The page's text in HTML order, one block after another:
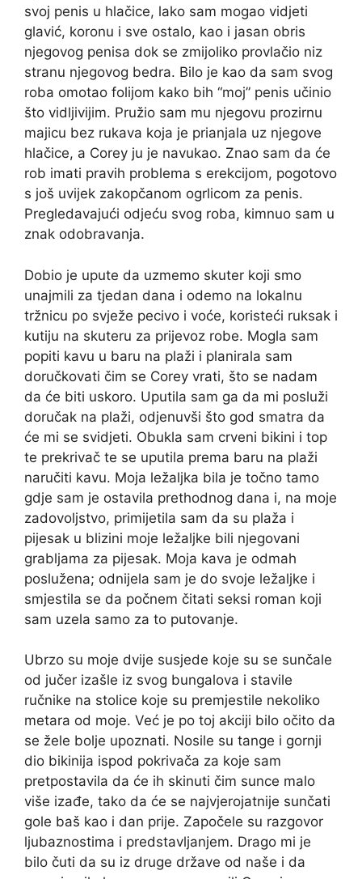
svoj penis u hlačice, lako sam mogao vidjeti
glavić, koronu i sve ostalo, kao i jasan obris
njegovog penisa dok se zmijoliko provlačio niz
stranu njegovog bedra. Bilo je kao da sam svog
roba omotao folijom kako bih “moj” penis učinio
što vidljivijim. Pružio sam mu njegovu prozirnu
majicu bez rukava koja je prianjala uz njegove
hlačice, a Corey ju je navukao. Znao sam da će
rob imati pravih problema s erekcijom, pogotovo
s još uvijek zakopčanom ogrlicom za penis.
Pregledavajući odjeću svog roba, kimnuo sam u
znak odobravanja.
Dobio je upute da uzmemo skuter koji smo
unajmili za tjedan dana i odemo na lokalnu
tržnicu po svježe pecivo i voće, koristeći ruksak i
kutiju na skuteru za prijevoz robe. Mogla sam
popiti kavu u baru na plaži i planirala sam
doručkovati čim se Corey vrati, što se nadam
da će biti uskoro. Uputila sam ga da mi posluži
doručak na plaži, odjenuvši što god smatra da
će mi se svidjeti. Obukla sam crveni bikini i top
te prekrivač te se uputila prema baru na plaži
naručiti kavu. Moja ležaljka bila je točno tamo
gdje sam je ostavila prethodnog dana i, na moje
zadovoljstvo, primijetila sam da su plaža i
pijesak u blizini moje ležaljke bili njegovani
grabljama za pijesak. Moja kava je odmah
poslužena; odnijela sam je do svoje ležaljke i
smjestila se da počnem čitati seksi roman koji
sam uzela samo za to putovanje.
Ubrzo su moje dvije susjede koje su se sunčale
od jučer izašle iz svog bungalova i stavile
ručnike na stolice koje su premjestile nekoliko
metara od moje. Već je po toj akciji bilo očito da
se žele bolje upoznati. Nosile su tange i gornji
dio bikinija ispod pokrivača za koje sam
pretpostavila da će ih skinuti čim sunce malo
više izađe, tako da će se najvjerojatnije sunčati
gole baš kao i dan prije. Započele su razgovor
ljubaznostima i predstavljanjem. Drago mi je
bilo čuti da su iz druge države od naše i da